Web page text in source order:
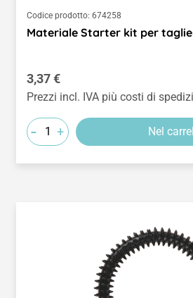
Codice prodotto: 674258
Materiale Starter kit per
Prezzo normale:
3,37 €
Prezzi incl. IVA più costi di
- + Nel